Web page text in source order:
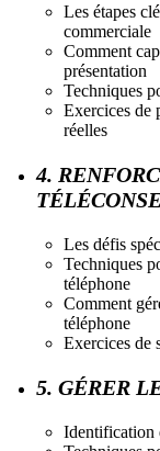
Les étapes
commerciale
Comment
présentation
Techniques
Exercices de
réelles
4.
Les défis
Techniques
téléphone
Comment
téléphone
Exercices de
5. GÉRER
Identification